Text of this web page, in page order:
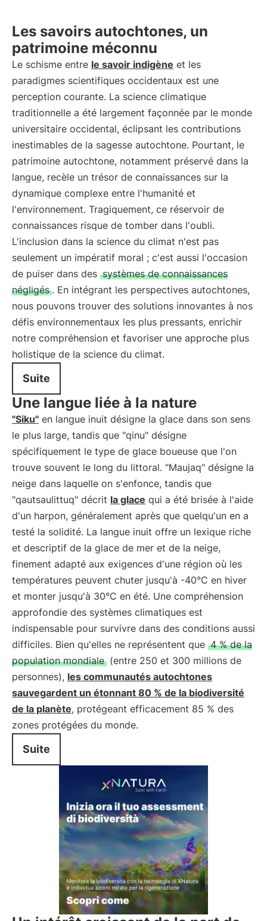
Les savoirs autochtones, un
patrimoine méconnu
Le schisme entre le savoir indigène et les
paradigmes scientifiques occidentaux est une
perception courante. La science climatique
traditionnelle a été largement façonnée par le monde
universitaire occidental, éclipsant les contributions
inestimables de la sagesse autochtone. Pourtant, le
patrimoine autochtone, notamment préservé dans la
langue, recèle un trésor de connaissances sur la
dynamique complexe entre l'humanité et
l'environnement. Tragiquement, ce réservoir de
connaissances risque de tomber dans l'oubli.
L'inclusion dans la science du climat n'est pas
seulement un impératif moral ; c'est aussi l'occasion
de puiser dans des systèmes de connaissances
négligés . En intégrant les perspectives autochtones,
nous pouvons trouver des solutions innovantes à nos
défis environnementaux les plus pressants, enrichir
notre compréhension et favoriser une approche plus
holistique de la science du climat.
Suite
Une langue liée à la nature
"Siku" en langue inuit désigne la glace dans son sens
le plus large, tandis que "qinu" désigne
spécifiquement le type de glace boueuse que l'on
trouve souvent le long du littoral. "Maujaq" désigne la
neige dans laquelle on s'enfonce, tandis que
"qautsaulittuq" décrit la glace qui a été brisée à l'aide
d'un harpon, généralement après que quelqu'un en a
testé la solidité. La langue inuit offre un lexique riche
et descriptif de la glace de mer et de la neige,
finement adapté aux exigences d'une région où les
températures peuvent chuter jusqu'à -40°C en hiver
et monter jusqu'à 30°C en été. Une compréhension
approfondie des systèmes climatiques est
indispensable pour survivre dans des conditions aussi
difficiles. Bien qu'elles ne représentent que 4 % de la
population mondiale (entre 250 et 300 millions de
personnes), les communautés autochtones
sauvegardent un étonnant 80 % de la biodiversité
de la planète, protégeant efficacement 85 % des
zones protégées du monde.
Suite